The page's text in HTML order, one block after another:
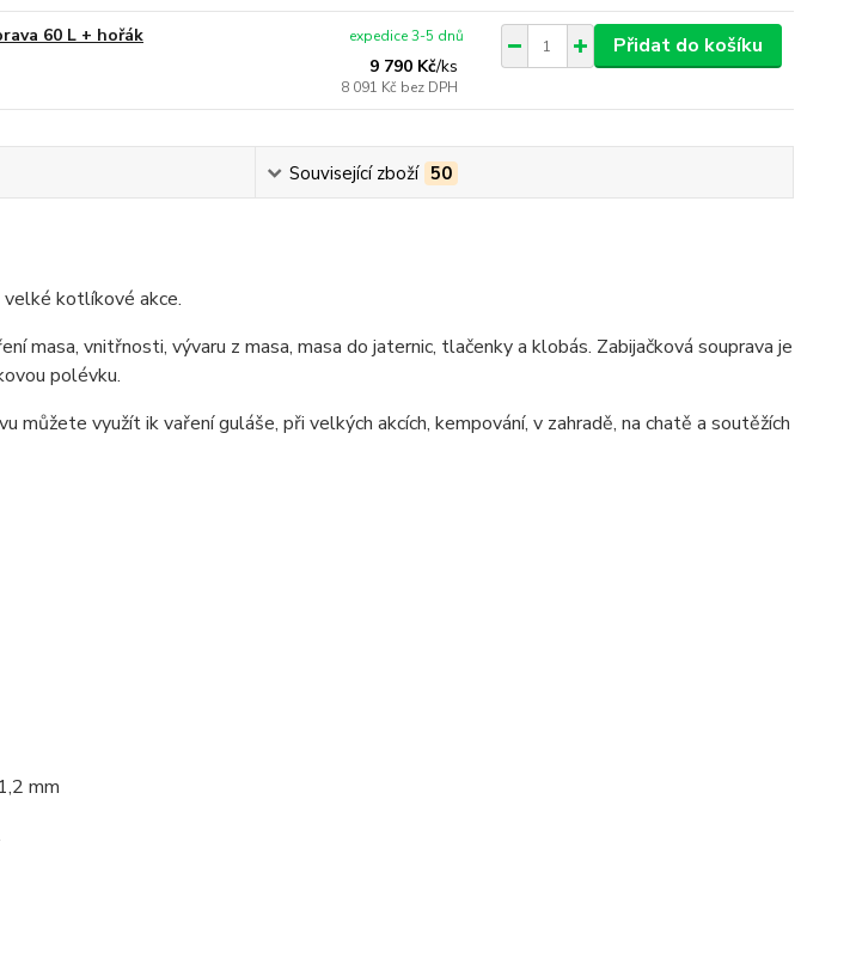
60 L + hořák
9 790 Kč/ks
8 091 Kč bez DPH
expedice 3-5 dnů Přidat do košíku
Související zboží 50
velké kotlíkové akce.
masa, vnitřnosti, vývaru z masa, masa do jaternic, tlačenky a klobás. Zabijačková souprava je
polévku.
můžete využít ik vaření guláše, při velkých akcích, kempování, v zahradě, na chatě a soutěžích
mm